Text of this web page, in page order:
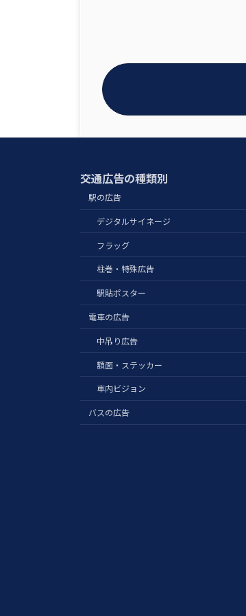
交通広告の種類別
駅の広告
デジタルサイネージ
フラッグ
柱巻・特殊広告
駅貼ポスター
電車の広告
中吊り広告
額面・ステッカー
車内ビジョン
バスの広告